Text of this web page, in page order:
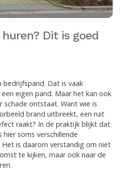
Dit is goed
bedrijfspand. Dat is vaak
eigen pand. Maar het kan ook
schade ontstaat. Want wie is
brand uitbreekt, een ruit
raakt? In de praktijk blijkt dat
soms verschillende
is daarom verstandig om niet
te kijken, maar ook naar de